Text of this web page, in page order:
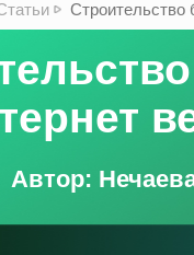
Строительство
Автор: